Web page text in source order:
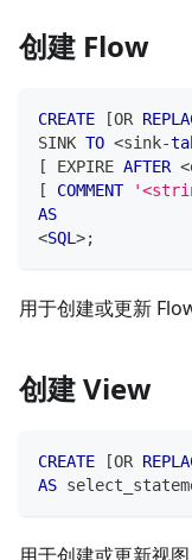
创建 Flow
CREATE [OR
SINK TO <sink-
[
EXPIRE AFTER <
[
COMMENT
AS
<SQL >;
用于创建或更新
创建 View
CREATE [OR
AS